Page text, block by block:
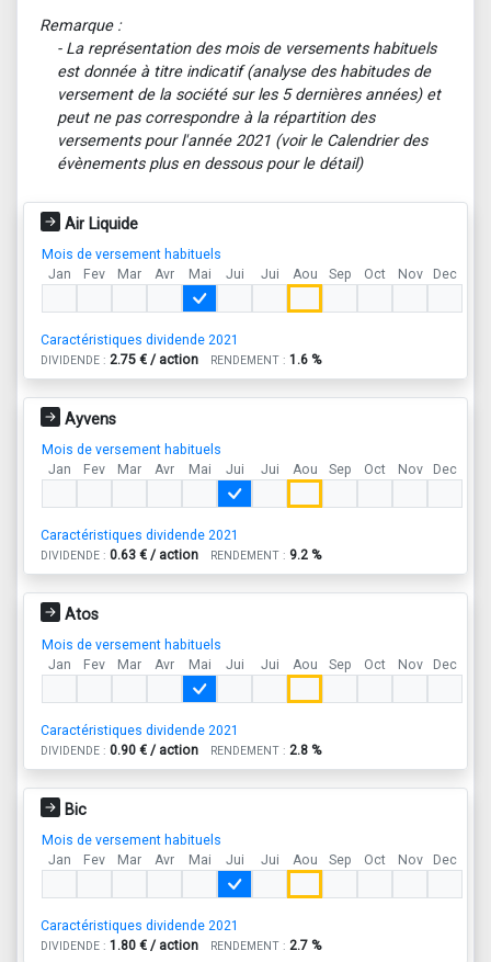
Remarque :
- La représentation des mois de versements habituels
est donnée à titre indicatif (analyse des habitudes de
versement de la société sur les 5 dernières années) et
peut ne pas correspondre à la répartition des
versements pour l'année 2021 (voir le Calendrier des
évènements plus en dessous pour le détail)
Air Liquide
Mois de versement habituels
Jan
Fev Mar Avr Mai Jui Jui Aou Sep Oct Nov Dec
Caractéristiques dividende 2021
DIVIDENDE : 2.75 € / action RENDEMENT : 1.6 %
Ayvens
Mois de versement habituels
Jan
Fev Mar Avr Mai Jui Jui Aou Sep Oct Nov Dec
Caractéristiques dividende 2021
DIVIDENDE : 0.63 € / action RENDEMENT : 9.2 %
Atos
Mois de versement habituels
Jan
Fev Mar Avr Mai Jui Jui Aou Sep Oct Nov Dec
Caractéristiques dividende 2021
DIVIDENDE : 0.90 € / action RENDEMENT : 2.8 %
Bic
Mois de versement habituels
Jan
Fev Mar Avr Mai Jui Jui Aou Sep Oct Nov Dec
Caractéristiques dividende 2021
DIVIDENDE : 1.80 € / action RENDEMENT : 2.7 %